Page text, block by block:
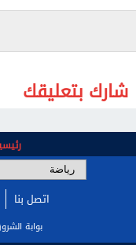
خط الهجوم: أحمد
شارك بتعليقك
اتصل بنا
بوابة الشروق 2026 - جميع الحقوق